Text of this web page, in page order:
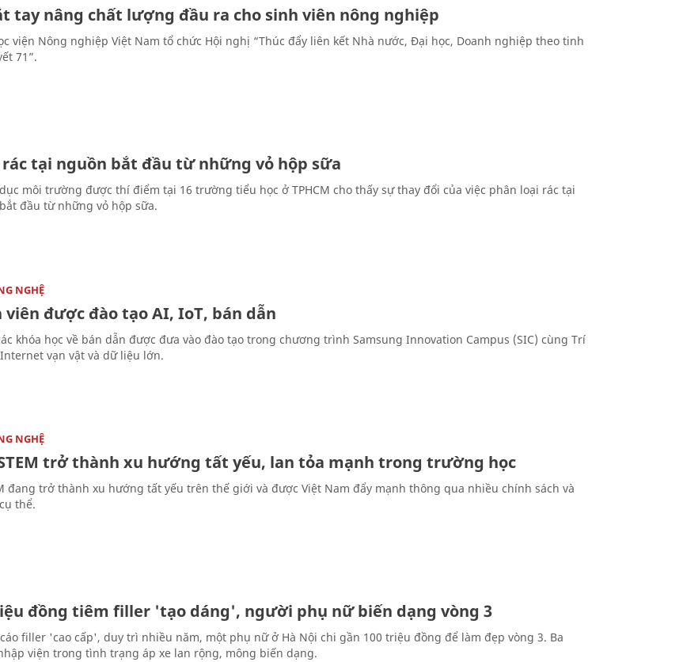
tay nâng chất lượng đầu ra cho sinh viên nông nghiệp
viện Nông nghiệp Việt Nam tổ chức Hội nghị “Thúc đẩy liên kết Nhà nước, Đại học, Doanh nghiệp theo tinh
71”.
rác tại nguồn bắt đầu từ những vỏ hộp sữa
môi trường được thí điểm tại 16 trường tiểu học ở TPHCM cho thấy sự thay đổi của việc phân loại rác tại
đầu từ những vỏ hộp sữa.
NGHỆ
viên được đào tạo AI, IoT, bán dẫn
khóa học về bán dẫn được đưa vào đào tạo trong chương trình Samsung Innovation Campus (SIC) cùng Trí
vạn vật và dữ liệu lớn.
NGHỆ
trở thành xu hướng tất yếu, lan tỏa mạnh trong trường học
đang trở thành xu hướng tất yếu trên thế giới và được Việt Nam đẩy mạnh thông qua nhiều chính sách và
thể.
đồng tiêm filler 'tạo dáng', người phụ nữ biến dạng vòng 3
filler 'cao cấp', duy trì nhiều năm, một phụ nữ ở Hà Nội chi gần 100 triệu đồng để làm đẹp vòng 3. Ba
viện trong tình trạng áp xe lan rộng, mông biến dạng.